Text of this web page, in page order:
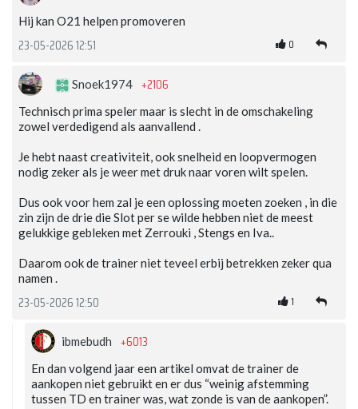
Hij kan O21 helpen promoveren
23-05-2026 12:51 0
Snoek1974 +2106
Technisch prima speler maar is slecht in de omschakeling
zowel verdedigend als aanvallend .
Je hebt naast creativiteit, ook snelheid en loopvermogen
nodig zeker als je weer met druk naar voren wilt spelen.
Dus ook voor hem zal je een oplossing moeten zoeken , in die
zin zijn de drie die Slot per se wilde hebben niet de meest
gelukkige gebleken met Zerrouki , Stengs en Iva..
Daarom ook de trainer niet teveel erbij betrekken zeker qua
namen .
23-05-2026 12:50 1
ibmebudh +6013
En dan volgend jaar een artikel omvat de trainer de
aankopen niet gebruikt en er dus “weinig afstemming
tussen TD en trainer was, wat zonde is van de aankopen”.